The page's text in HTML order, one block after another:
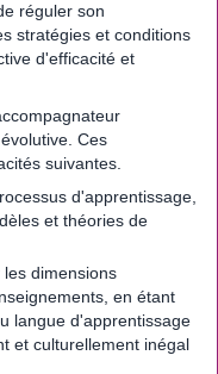
réguler son
stratégies et conditions
d'efficacité et
Ces
suivantes.
d'apprentissage,
et théories de
dimensions
en étant
langue d'apprentissage
et culturellement inégal